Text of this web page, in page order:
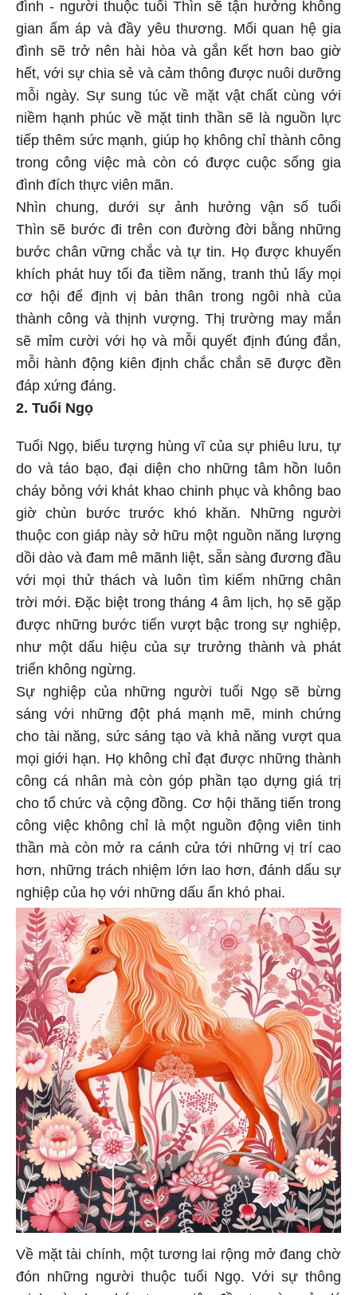
đình - người thuộc tuổi Thìn sẽ tận hưởng không
gian ấm áp và đầy yêu thương. Mối quan hệ gia
đình sẽ trở nên hài hòa và gắn kết hơn bao giờ
hết, với sự chia sẻ và cảm thông được nuôi dưỡng
mỗi ngày. Sự sung túc về mặt vật chất cùng với
niềm hạnh phúc về mặt tinh thần sẽ là nguồn lực
tiếp thêm sức mạnh, giúp họ không chỉ thành công
trong công việc mà còn có được cuộc sống gia
đình đích thực viên mãn.
Nhìn chung, dưới sự ảnh hưởng vận số tuổi
Thìn sẽ bước đi trên con đường đời bằng những
bước chân vững chắc và tự tin. Họ được khuyến
khích phát huy tối đa tiềm năng, tranh thủ lấy mọi
cơ hội để định vị bản thân trong ngôi nhà của
thành công và thịnh vượng. Thị trường may mắn
sẽ mỉm cười với họ và mỗi quyết định đúng đắn,
mỗi hành động kiên định chắc chắn sẽ được đền
đáp xứng đáng.
2. Tuổi Ngọ
Tuổi Ngọ, biểu tượng hùng vĩ của sự phiêu lưu, tự
do và táo bạo, đại diện cho những tâm hồn luôn
cháy bỏng với khát khao chinh phục và không bao
giờ chùn bước trước khó khăn. Những người
thuộc con giáp này sở hữu một nguồn năng lượng
dồi dào và đam mê mãnh liệt, sẵn sàng đương đầu
với mọi thử thách và luôn tìm kiếm những chân
trời mới. Đặc biệt trong tháng 4 âm lịch, họ sẽ gặp
được những bước tiến vượt bậc trong sự nghiệp,
như một dấu hiệu của sự trưởng thành và phát
triển không ngừng.
Sự nghiệp của những người tuổi Ngọ sẽ bừng
sáng với những đột phá mạnh mẽ, minh chứng
cho tài năng, sức sáng tạo và khả năng vượt qua
mọi giới hạn. Họ không chỉ đạt được những thành
công cá nhân mà còn góp phần tạo dựng giá trị
cho tổ chức và cộng đồng. Cơ hội thăng tiến trong
công việc không chỉ là một nguồn động viên tinh
thần mà còn mở ra cánh cửa tới những vị trí cao
hơn, những trách nhiệm lớn lao hơn, đánh dấu sự
nghiệp của họ với những dấu ấn khó phai.
Về mặt tài chính, một tương lai rộng mở đang chờ
đón những người thuộc tuổi Ngọ. Với sự thông